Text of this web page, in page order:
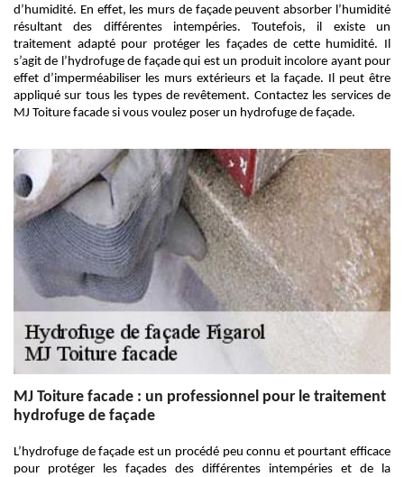
d’humidité. En effet, les murs de façade peuvent absorber l’humidité
résultant des différentes intempéries. Toutefois, il existe un
traitement adapté pour protéger les façades de cette humidité. Il
s’agit de l’hydrofuge de façade qui est un produit incolore ayant pour
effet d’imperméabiliser les murs extérieurs et la façade. Il peut être
appliqué sur tous les types de revêtement. Contactez les services de
MJ Toiture facade si vous voulez poser un hydrofuge de façade.
MJ Toiture facade : un professionnel pour le traitement
hydrofuge de façade
L’hydrofuge de façade est un procédé peu connu et pourtant efficace
pour protéger les façades des différentes intempéries et de la